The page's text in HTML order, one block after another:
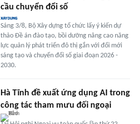
cầu chuyển đổi số
Sáng 3/8, Bộ Xây dựng tổ chức lấy ý kiến dự
thảo Đề án đào tạo, bồi dưỡng nâng cao năng
lực quản lý phát triển đô thị gắn với đổi mới
sáng tạo và chuyển đổi số giai đoạn 2026 -
2030.
Hà Tĩnh đề xuất ứng dụng AI trong
công tác tham mưu đối ngoại